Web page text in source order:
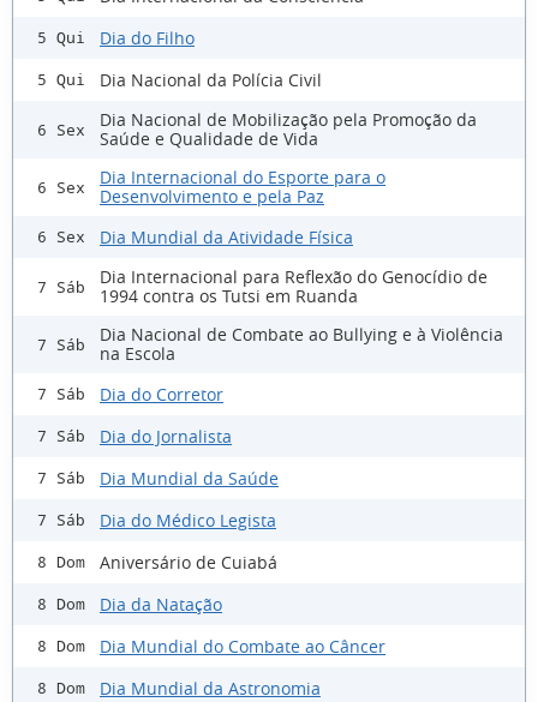
5 Qui Dia do Filho
5 Qui Dia Nacional da Polícia Civil
6 Sex
Dia Nacional de Mobilização pela Promoção da
Saúde e Qualidade de Vida
6 Sex
Dia Internacional do Esporte para o
Desenvolvimento e pela Paz
6 Sex Dia Mundial da Atividade Física
7 Sáb
Dia Internacional para Reflexão do Genocídio de
1994 contra os Tutsi em Ruanda
7 Sáb
Dia Nacional de Combate ao Bullying e à Violência
na Escola
7 Sáb Dia do Corretor
7 Sáb Dia do Jornalista
7 Sáb Dia Mundial da Saúde
7 Sáb Dia do Médico Legista
8 Dom Aniversário de Cuiabá
8 Dom Dia da Natação
8 Dom Dia Mundial do Combate ao Câncer
8 Dom Dia Mundial da Astronomia